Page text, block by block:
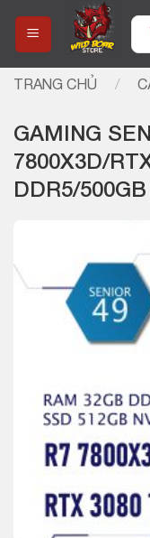
content
Tìm
TRANG CHỦ /
GAMING
7800X3D/
DDR5/